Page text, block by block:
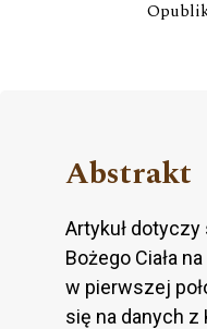
Abstrakt
Artykuł dotyczy
Bożego Ciała
w pierwszej
się na danych